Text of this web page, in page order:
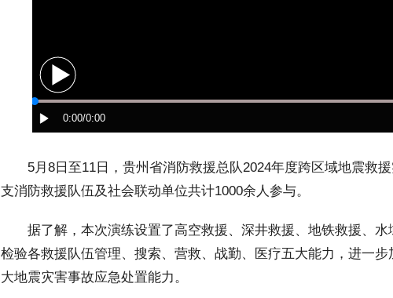
5月8日至11日，贵州省消防救援总队2024年度跨区域地震救
支消防救援队伍及社会联动单位共计1000余人参与。
据了解，本次演练设置了高空救援、深井救援、地铁救援、水
检验各救援队伍管理、搜索、营救、战勤、医疗五大能力，进一
大地震灾害事故应急处置能力。